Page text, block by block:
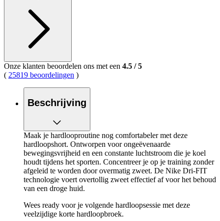
Onze klanten beoordelen ons met een 4.5 /5
( 25819 beoordelingen )
Beschrijving
Maak je hardlooproutine nog comfortabeler met deze
hardloopshort. Ontworpen voor ongeëvenaarde
bewegingsvrijheid en een constante luchtstroom die je koel
houdt tijdens het sporten. Concentreer je op je training zonder
afgeleid te worden door overmatig zweet. De Nike Dri-FIT
technologie voert overtollig zweet effectief af voor het behoud
van een droge huid.
Wees ready voor je volgende hardloopsessie met deze
veelzijdige korte hardloopbroek.